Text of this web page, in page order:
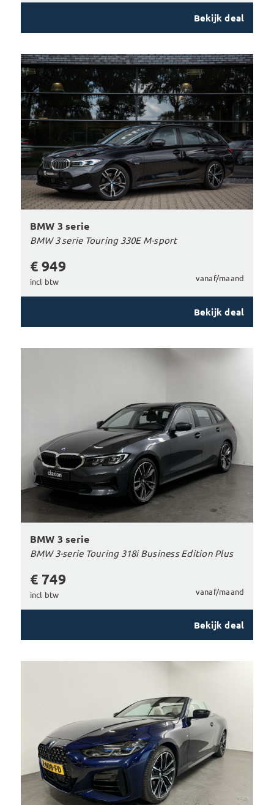
Bekijk deal
BMW 3 serie
BMW 3 serie Touring 330E M-sport
€ 949
incl btw vanaf/maand
Bekijk deal
BMW 3 serie
BMW 3-serie Touring 318i Business Edition Plus
€ 749
incl btw vanaf/maand
Bekijk deal